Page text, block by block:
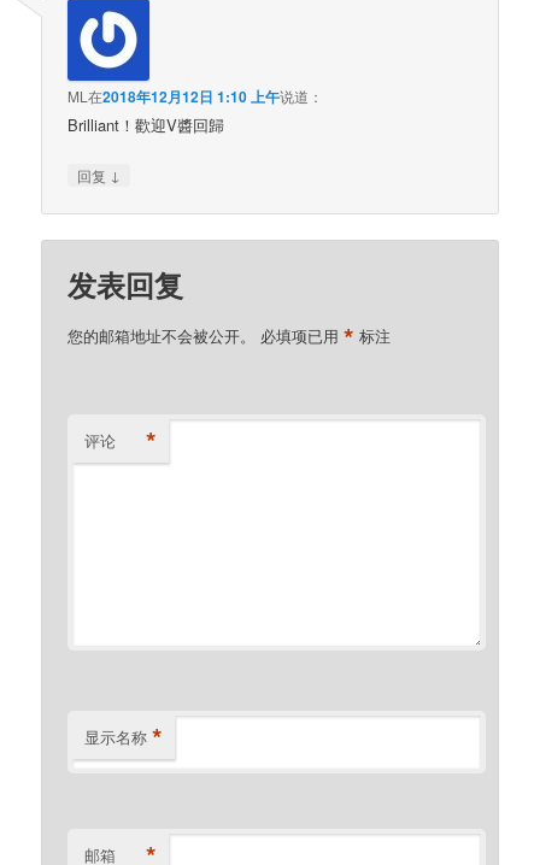
ML在2018年12月12日 1:10 上午说道：
Brilliant！歡迎V醬回歸
回复 ↓
发表回复
您的邮箱地址不会被公开。 必填项已用* 标注
评论 *
显示名称 *
邮箱 *